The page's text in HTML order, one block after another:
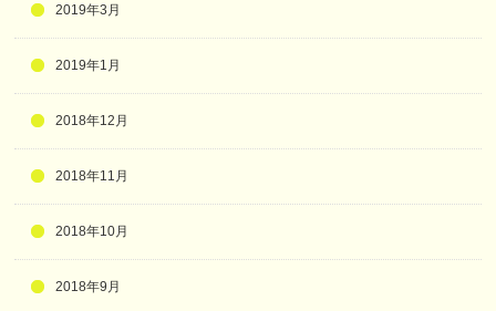
2019年3月
2019年1月
2018年12月
2018年11月
2018年10月
2018年9月